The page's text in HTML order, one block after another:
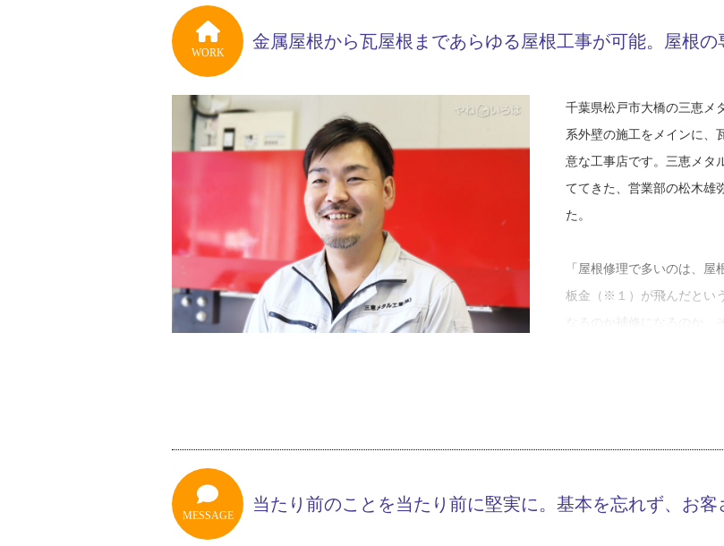
応も多くなっていました。
うようになり、独立を考え
板金の魅力について、福島
いところ」だと職人らしい
最終的な目的は同じですが
あり、難しくもあると教え
「機械じゃできない、人間
が個性であり、決まった正
っと伝えて、若い人材を増
独立後はずっと「人を育て
WORK
金属屋根から瓦屋根まであらゆる屋根工事が可能。屋根
千葉県松戸市大橋の三恵メ
系外壁の施工をメインに、
意な工事店です。三恵メタ
ててきた、営業部の松木雄
た。
「屋根修理で多いのは、
板金（※１）が飛んだとい
の方がメリットがあるの
然知らない業者が訪問し
ります。プロが見れば工
し屋根全体を確認したとこ
MESSAGE
当たり前のことを当たり前に堅実に。基本を忘れず、お